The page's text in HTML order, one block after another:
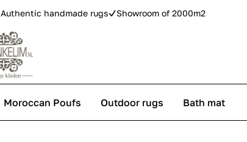
Authentic handmade rugs Showroom of 2000m2
Moroccan Poufs Outdoor rugs Bath mat